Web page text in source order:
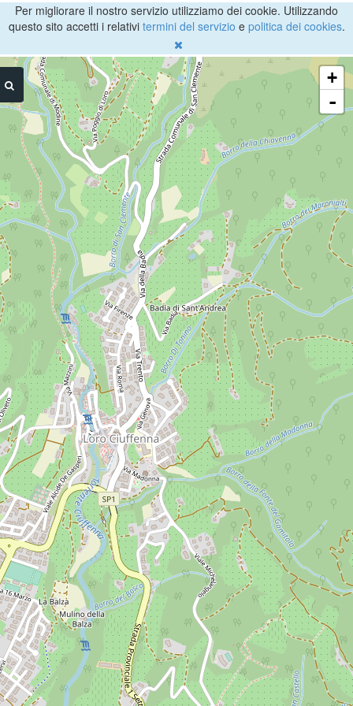
Per migliorare il nostro servizio utilizziamo dei cookie. Utilizzando
questo sito accetti i relativi termini del servizio e politica dei cookies.
+
-